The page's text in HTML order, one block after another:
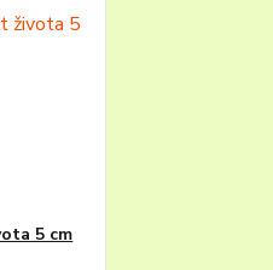
5 cm